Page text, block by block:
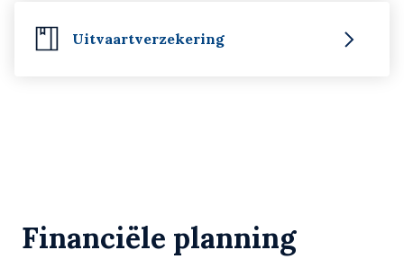
Uitvaartverzekering
Financiële planning